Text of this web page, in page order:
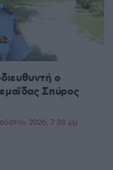
ο
Σπύρος
2026, 7:38 μμ